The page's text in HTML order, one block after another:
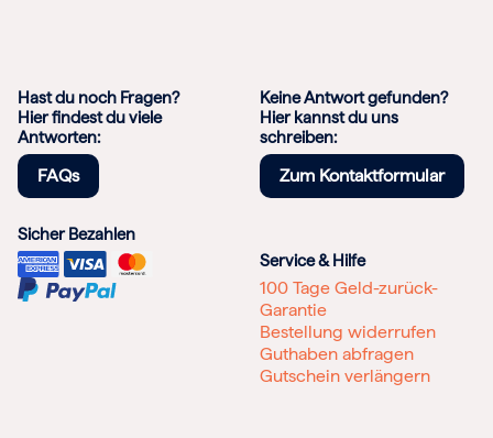
Hast du noch Fragen?
Hier findest du viele
Antworten:
FAQs
Keine Antwort gefunden?
Hier kannst du uns
schreiben:
Zum Kontaktformular
Sicher Bezahlen
Service & Hilfe
100 Tage Geld-zurück-
Garantie
Bestellung widerrufen
Guthaben abfragen
Gutschein verlängern